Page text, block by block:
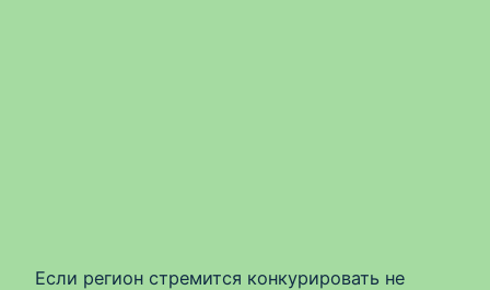
Если регион стремится конкурировать не